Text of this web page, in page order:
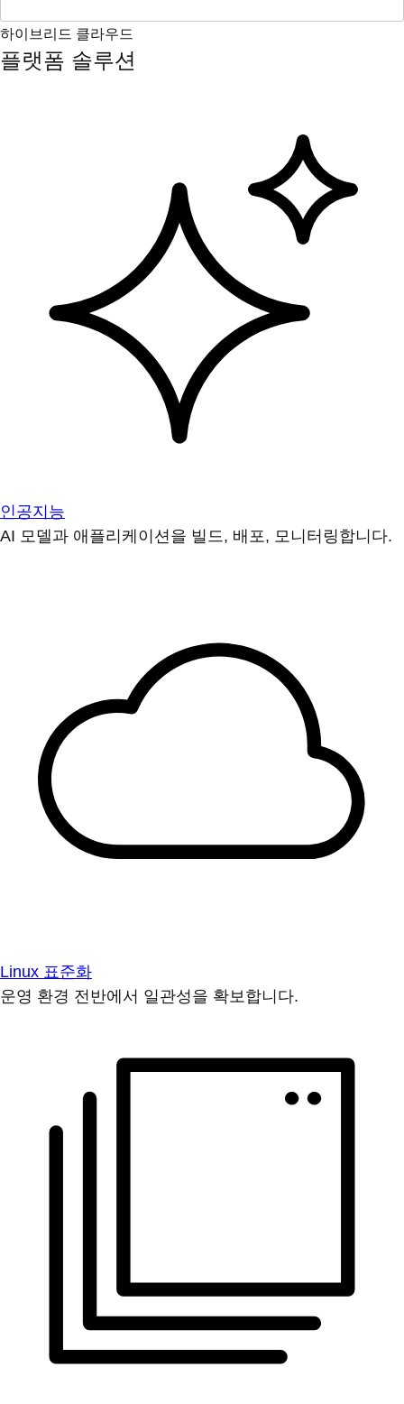
하이브리드 클라우드
플랫폼 솔루션
인공지능
AI 모델과 애플리케이션을 빌드, 배포, 모니터링합니다.
Linux 표준화
운영 환경 전반에서 일관성을 확보합니다.